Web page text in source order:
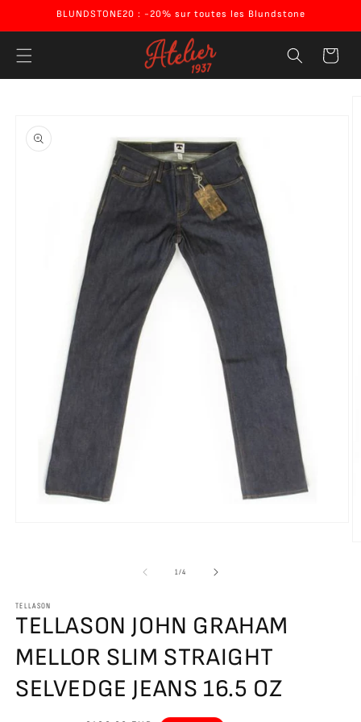
passer au
contenu
BLUNDSTONE20 : -20% sur toutes les Blundstone
Panier
produits
modale
1/de4
TELLASON
TELLASON JOHN GRAHAM
MELLOR SLIM STRAIGHT
SELVEDGE JEANS 16.5 OZ